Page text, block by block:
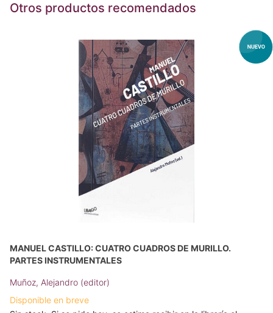
Otros productos recomendados
MANUEL CASTILLO: CUATRO CUADROS DE MURILLO.
PARTES INSTRUMENTALES
Muñoz, Alejandro (editor)
Disponible en breve